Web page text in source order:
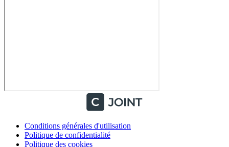
Conditions générales d'utilisation
Politique de confidentialité
Politique des cookies